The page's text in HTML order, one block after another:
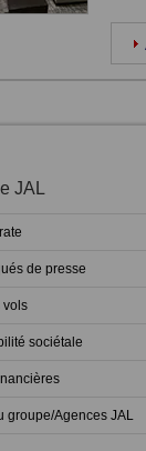
JAL
de presse
vols
sociétale
groupe/Agences JAL